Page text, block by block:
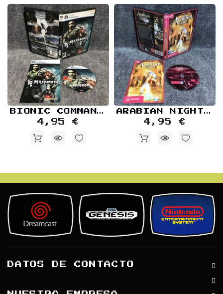
BIONIC COMMANDO
4,95 €
ARABIAN NIGHTS PC
4,95 €
DATOS DE CONTACTO